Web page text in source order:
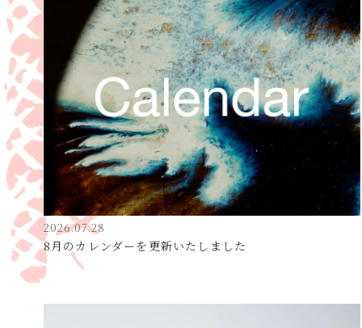
2026.07.28
8月のカレンダーを更新いたしました